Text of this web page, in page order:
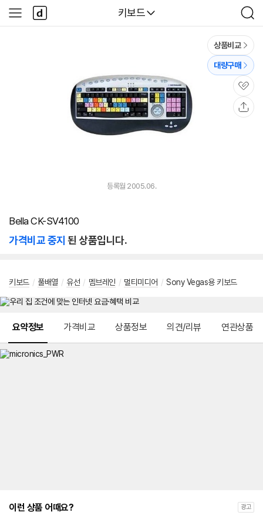
다나와
키보드
검
색
사
이
다
나
와
상품비교
대량구매
관
심
등록월 2005.06.
Bella CK-SV4100
가격비교 중지 된 상품입니다.
키보드 / 풀배열 / 유선 / 멤브레인 / 멀티미디어 / Sony Vegas용 키보드
요약정보 가격비교 상품정보 의견/리뷰 연관상품
이런 상품 어때요? 광고